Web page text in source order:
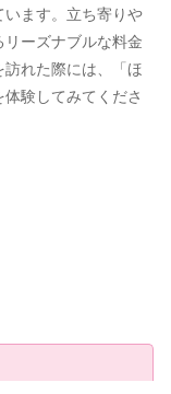
います。立ち寄りや
ーズナブルな料金
れた際には、「ほ
験してみてくださ